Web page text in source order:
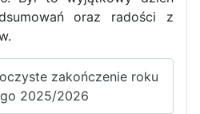
Obronne
oraz radości z
zakończenie roku
2025/2026